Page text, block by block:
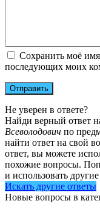
Сохранить моё
последующих моих
Не уверен в ответе?
Найди верный ответ
Всеволодович по
найти ответ на свой
ответ, вы можете
похожие вопросы.
и использовать
Искать другие ответы
Новые вопросы в